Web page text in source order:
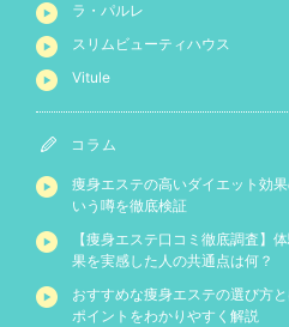
ラ・パルレ
スリムビューティハウス
Vitule
コラム
痩身エステの高いダイエット効
いう噂を徹底検証
【痩身エステ口コミ徹底調査】
果を実感した人の共通点は何？
おすすめな痩身エステの選び方
ポイントをわかりやすく解説